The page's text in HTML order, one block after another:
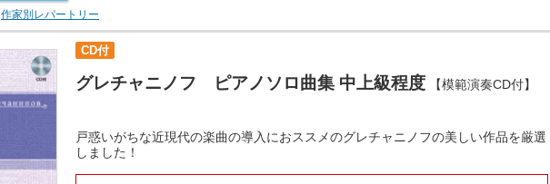
作家別レパートリー
CD付
グレチャニノフ ピアノソロ曲集 中上級程度 【模範演奏CD付】
戸惑いがちな近現代の楽曲の導入におススメのグレチャニノフの美しい作品を厳選
しました！